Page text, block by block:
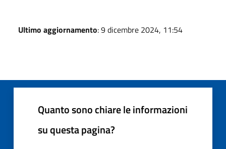
Ultimo aggiornamento: 9 dicembre 2024, 11:54
Quanto sono chiare le informazioni
su questa pagina?